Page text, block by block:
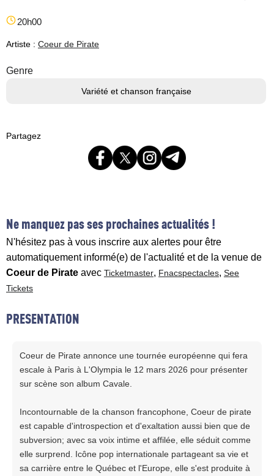
20h00
Artiste : Coeur de Pirate
Genre
Variété et chanson française
Partagez
Ne manquez pas ses prochaines actualités !
N'hésitez pas à vous inscrire aux alertes pour être
automatiquement informé(e) de l'actualité et de la venue de
Coeur de Pirate avec Ticketmaster, Fnacspectacles, See
Tickets
PRESENTATION
Coeur de Pirate annonce une tournée européenne qui fera
escale à Paris à L'Olympia le 12 mars 2026 pour présenter
sur scène son album Cavale.
Incontournable de la chanson francophone, Coeur de pirate
est capable d'introspection et d'exaltation aussi bien que de
subversion; avec sa voix intime et affilée, elle séduit comme
elle surprend. Icône pop internationale partageant sa vie et
sa carrière entre le Québec et l'Europe, elle s'est produite à